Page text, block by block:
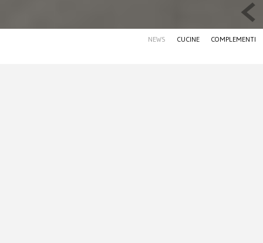
NEWS CUCINE COMPLEMENTI